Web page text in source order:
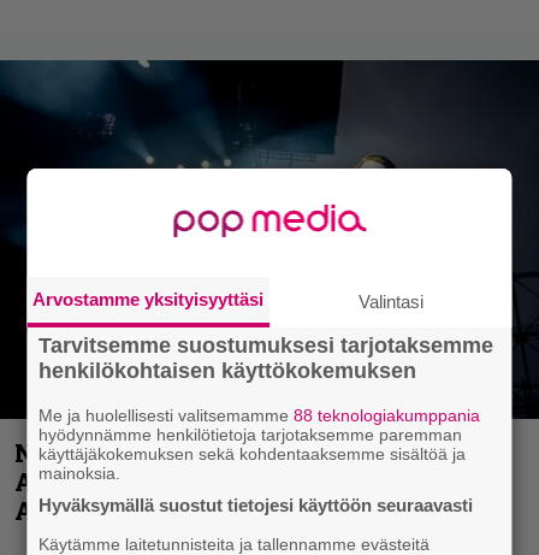
Näin lähtee Ghostin Tobias Forgelta
Accept – menossa mukana myös
Anthrax- ja Korn-miehistöä
Arvostamme yksityisyyttäsi Valintasi
Tarvitsemme suostumuksesi tarjotaksemme
henkilökohtaisen käyttökokemuksen
Me ja huolellisesti valitsemamme88 teknologiakumppania
hyödynnämme henkilötietoja tarjotaksemme paremman
käyttäjäkokemuksen sekä kohdentaaksemme sisältöä ja
mainoksia.
Hyväksymällä suostut tietojesi käyttöön seuraavasti
Käytämme laitetunnisteita ja tallennamme evästeitä